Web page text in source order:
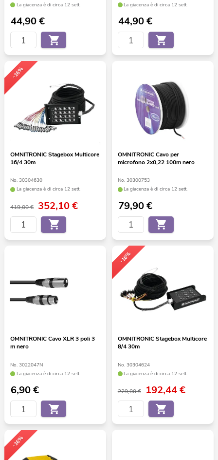
La giacenza è di circa 12 sett.
44,90€
La giacenza è di circa 12 sett.
44,90€
-16%
OMNITRONIC Stagebox Multicore
16/4 30m
No. 30304630
La giacenza è di circa 12 sett.
419,00 € 352,10€
OMNITRONIC Cavo per
microfono 2x0,22 100m nero
No. 30300753
La giacenza è di circa 12 sett.
79,90€
OMNITRONIC Cavo XLR 3 poli 3
m nero
No. 3022047N
La giacenza è di circa 12 sett.
6,90€
-16%
OMNITRONIC Stagebox Multicore
8/4 30m
No. 30304624
La giacenza è di circa 12 sett.
229,00 € 192,44€
-16%